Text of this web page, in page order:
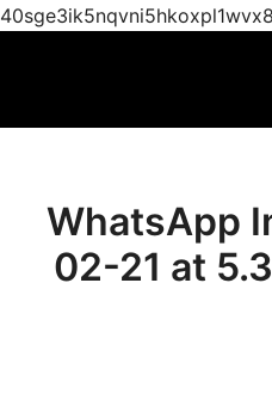
WhatsApp
02-21 at